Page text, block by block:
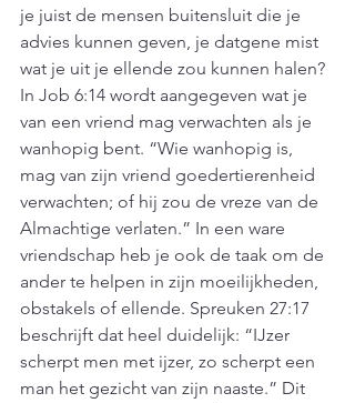
je juist de mensen buitensluit die je
advies kunnen geven, je datgene mist
wat je uit je ellende zou kunnen halen?
In Job 6:14 wordt aangegeven wat je
van een vriend mag verwachten als je
wanhopig bent. “Wie wanhopig is,
mag van zijn vriend goedertierenheid
verwachten; of hij zou de vreze van de
Almachtige verlaten.” In een ware
vriendschap heb je ook de taak om de
ander te helpen in zijn moeilijkheden,
obstakels of ellende. Spreuken 27:17
beschrijft dat heel duidelijk: “IJzer
scherpt men met ijzer, zo scherpt een
man het gezicht van zijn naaste.” Dit